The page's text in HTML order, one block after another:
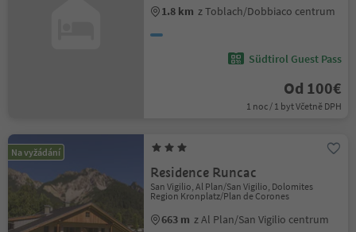
1.8 km z Toblach/Dobbiaco centrum
Südtirol Guest Pass
Od 100€
1 noc / 1 byt Včetně DPH
Na vyžádání
Residence Runcac
San Vigilio, Al Plan/San Vigilio, Dolomites
Region Kronplatz/Plan de Corones
663 m z Al Plan/San Vigilio centrum